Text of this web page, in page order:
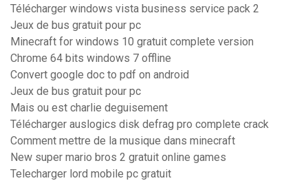
Télécharger windows vista business service pack 2
Jeux de bus gratuit pour pc
Minecraft for windows 10 gratuit complete version
Chrome 64 bits windows 7 offline
Convert google doc to pdf on android
Jeux de bus gratuit pour pc
Mais ou est charlie deguisement
Télécharger auslogics disk defrag pro complete crack
Comment mettre de la musique dans minecraft
New super mario bros 2 gratuit online games
Telecharger lord mobile pc gratuit